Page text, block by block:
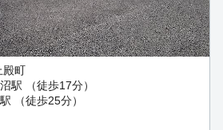
殿町
駅 （徒歩17分）
（徒歩25分）